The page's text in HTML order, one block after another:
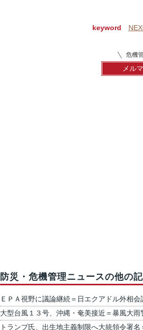
keyword
危機
メル
防災・危機管理ニュースの他の
ＥＰＡ視野に議論継続＝日エクアドル外相会
大型台風１３号、沖縄・奄美接近＝暴風大
トランプ氏、出生地主義制限へ大統領令署